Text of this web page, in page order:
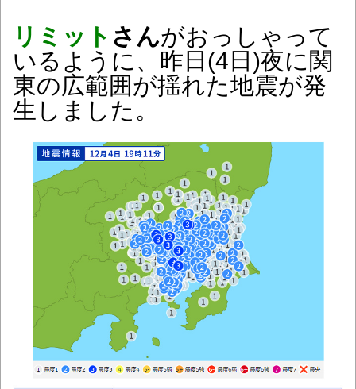
リミット さんがおっしゃって
いるように、昨日(4日)夜に関
東の広範囲が揺れた地震が発
生しました。